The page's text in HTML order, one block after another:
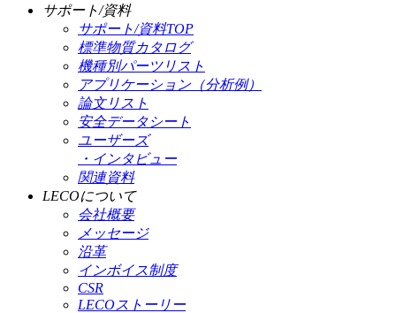
サポート/資料
サポート/資料TOP
標準物質カタログ
機種別パーツリスト
アプリケーション（分析例）
論文リスト
安全データシート
ユーザーズ
・インタビュー
関連資料
LECOについて
会社概要
メッセージ
沿革
インボイス制度
CSR
LECOストーリー